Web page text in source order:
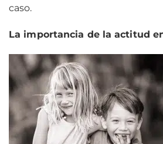
caso.
La importancia de la actitud